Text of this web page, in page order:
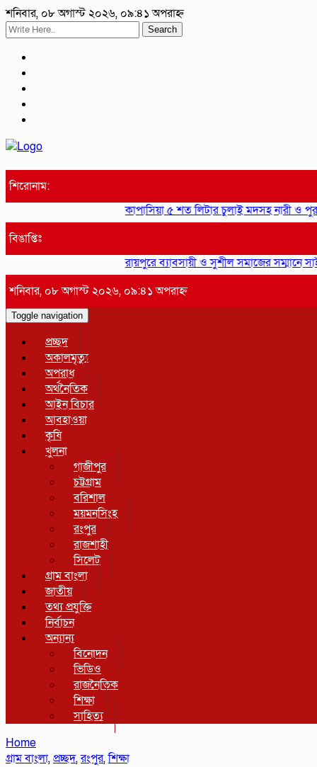
শনিবার, ০৮ অগাস্ট ২০২৬, ০৯:৪১ অপরাহ্ন
Search
শিরোনাম:
কাপাসিয়া ৫ শত লিটার চুলাই মদসহ নারী ও পুরুষ
বিঙাপ্তিঃ
রায়পুরে ব্যাবসায়ী ও সুশীল সমাজের সম্মানে সাইদ
শনিবার, ০৮ অগাস্ট ২০২৬, ০৯:৪১ অপরাহ্ন
Toggle navigation
প্রচ্ছদ
অকালমৃত্যু
অপরাধ
অর্থনৈতিক
আইন বিচার
আবহাওয়া
কৃষি
খুলনা
গাজীপুর
চট্টগ্রাম
বরিশাল
ময়মনসিংহ
রংপুর
রাজশাহী
সিলেট
গ্রাম বাংলা
জাতীয়
তথ্য প্রযুক্তি
নির্বাচন
অন্যান্য
বিনোদন
ভিডিও
রাজনৈতিক
শিক্ষা
সাহিত্য
Home
গ্রাম বাংলা,প্রচ্ছদ,রংপুর,শিক্ষা